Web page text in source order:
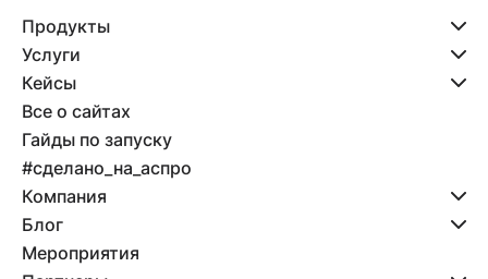
Продукты
Услуги
Кейсы
Все о сайтах
Гайды по запуску
#сделано_на_аспро
Компания
Блог
Мероприятия